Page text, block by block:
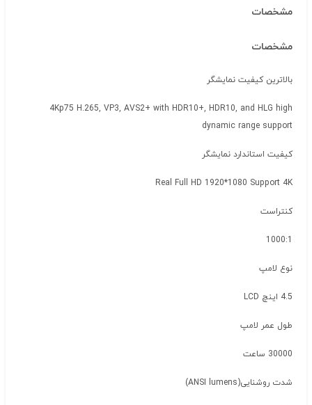
مشخصات
مشخصات
بالاترین کیفیت نمایشگر
4Kp75 H.265, VP3, AVS2+ with HDR10+, HDR10, and HLG high
dynamic range support
کیفیت استاندارد نمایشگر
Real Full HD 1920*1080 Support 4K
کنتراست
1000:1
نوع لامپ
4.5 اینچ LCD
طول عمر لامپ
30000 ساعت
شدت روشنایی(ANSI lumens)